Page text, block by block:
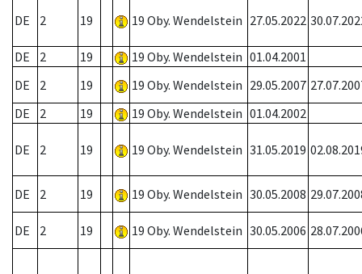
DE 2 19 19 Oby. Wendelstein 27.05.2022
DE 2 19 19 Oby. Wendelstein 01.04.2001
DE
2 19 19 Oby. Wendelstein 29.05.2007
DE
2 19 19 Oby. Wendelstein 01.04.2002
DE 2 19 19 Oby. Wendelstein 31.05.2019
DE 2 19 19 Oby. Wendelstein 30.05.2008
DE 2 19 19 Oby. Wendelstein 30.05.2006